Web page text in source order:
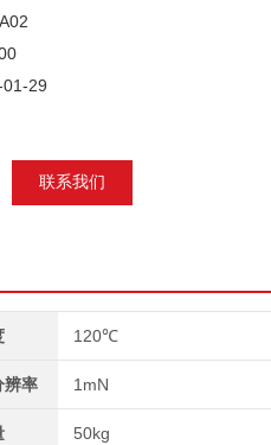
29
联系我们
120℃
辨率 1mN
50kg